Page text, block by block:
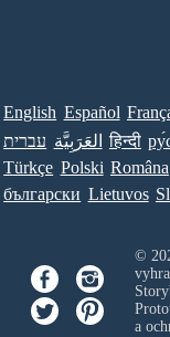
English Español
עברית العَرَبِيَّة हिन्दी
Türkçe Polski Româna
български Lietuvos
©
a